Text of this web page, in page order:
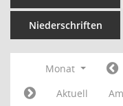
Niederschriften
Monat
Aktuell